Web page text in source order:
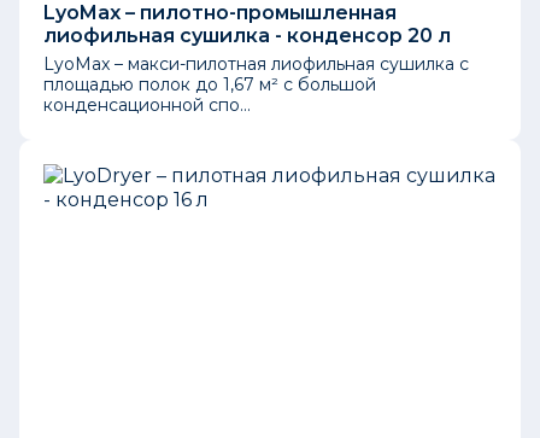
LyoMax – пилотно-промышленная
лиофильная сушилка - конденсор 20 л
LyoMax – макси-пилотная лиофильная сушилка с
площадью полок до 1,67 м² с большой
конденсационной спо...